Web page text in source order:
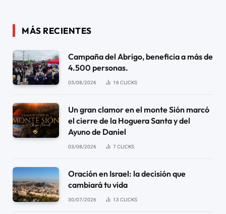
MÁS RECIENTES
Campaña del Abrigo, beneficia a más de
4.500 personas.
05/08/2026 16 CLICKS
Un gran clamor en el monte Sión marcó
el cierre de la Hoguera Santa y del
Ayuno de Daniel
03/08/2026 7 CLICKS
Oración en Israel: la decisión que
cambiará tu vida
30/07/2026 13 CLICKS